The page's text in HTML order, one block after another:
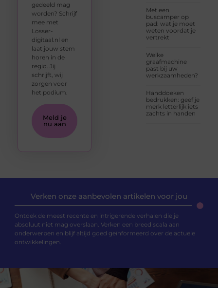
Met een
buscamper op
pad: wat je moet
weten voordat je
vertrekt
Welke
graafmachine
past bij uw
werkzaamheden?
Handdoeken
bedrukken: geef je
merk letterlijk iets
zachts in handen
gedeeld mag
worden? Schrijf
mee met
Losser-
digitaal.nl en
laat jouw stem
horen in de
regio. Jij
schrijft, wij
zorgen voor
het podium.
Meld je
nu aan
Verken onze aanbevolen artikelen voor jou
Ontdek de meest recente en intrigerende verhalen die je
absoluut niet mag overslaan. Verken een breed scala aan
onderwerpen en blijf altijd goed geïnformeerd over de actuele
ontwikkelingen.